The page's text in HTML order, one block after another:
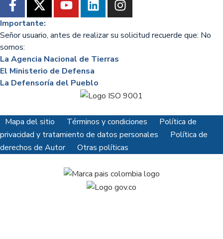
Importante:
Señor usuario, antes de realizar su solicitud recuerde que: No
somos:
La Agencia Nacional de Tierras
El Ministerio de Defensa
La Defensoría del Pueblo
Mapa del sitio Términos y condiciones
Política de
privacidad y tratamiento de datos personales
Política de
derechos de Autor
Otras políticas